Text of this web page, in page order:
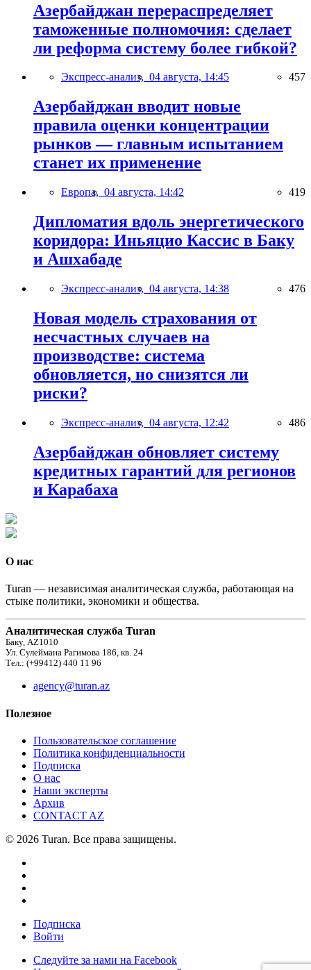
Азербайджан перераспределяет
таможенные полномочия: сделает
ли реформа систему более гибкой?
Экспресс-анализ, 04 августа, 14:45 457
Азербайджан вводит новые
правила оценки концентрации
рынков — главным испытанием
станет их применение
Европа, 04 августа, 14:42 419
Дипломатия вдоль энергетического
коридора: Иньяцио Кассис в Баку
и Ашхабаде
Экспресс-анализ, 04 августа, 14:38 476
Новая модель страхования от
несчастных случаев на
производстве: система
обновляется, но снизятся ли
риски?
Экспресс-анализ, 04 августа, 12:42 486
Азербайджан обновляет систему
кредитных гарантий для регионов
и Карабаха
О нас
Turan — независимая аналитическая служба, работающая на
стыке политики, экономики и общества.
Аналитическая служба Turan
Баку, AZ1010
Ул. Сулеймана Рагимова 186, кв. 24
Тел.: (+99412) 440 11 96
agency@turan.az
Полезное
Пользовательское соглашение
Политика конфиденциальности
Подписка
О нас
Наши эксперты
Архив
CONTACT AZ
© 2026 Turan. Все права защищены.
Подписка
Войти
Следуйте за нами на Facebook